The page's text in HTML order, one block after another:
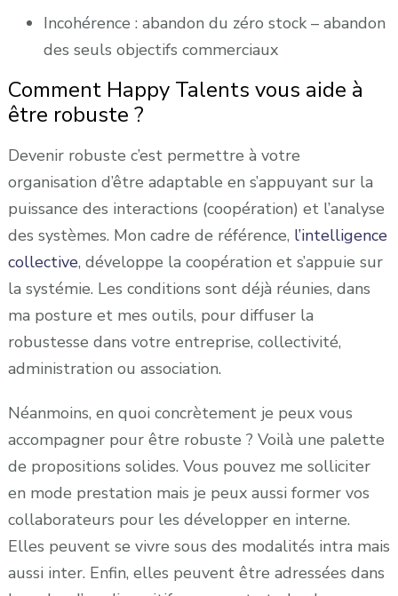
Incohérence : abandon du zéro stock – abandon
des seuls objectifs commerciaux
Comment Happy Talents vous aide à
être robuste ?
Devenir robuste c’est permettre à votre
organisation d’être adaptable en s’appuyant sur la
puissance des interactions (coopération) et l’analyse
des systèmes. Mon cadre de référence, l’intelligence
collective, développe la coopération et s’appuie sur
la systémie. Les conditions sont déjà réunies, dans
ma posture et mes outils, pour diffuser la
robustesse dans votre entreprise, collectivité,
administration ou association.
Néanmoins, en quoi concrètement je peux vous
accompagner pour être robuste ? Voilà une palette
de propositions solides. Vous pouvez me solliciter
en mode prestation mais je peux aussi former vos
collaborateurs pour les développer en interne.
Elles peuvent se vivre sous des modalités intra mais
aussi inter. Enfin, elles peuvent être adressées dans